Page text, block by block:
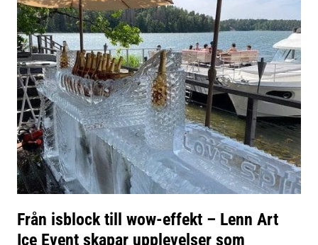
Från isblock till wow-effekt – Lenn Art
Ice Event skapar upplevelser som